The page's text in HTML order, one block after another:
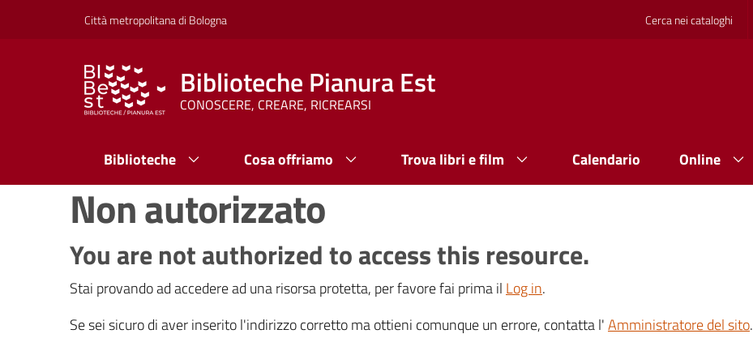
Vai al contenuto
Vai alla navigazioneCittà metropolitana di Bologna Cerca nei cataloghi
Biblioteche Pianura Est
CONOSCERE, CREARE, RICREARSI
Biblioteche Cosa offriamo Trova libri e film Calendario Online
Non autorizzato
You are not authorized to access this resource.
Stai provando ad accedere ad una risorsa protetta, per favore fai prima il Log in.
Se sei sicuro di aver inserito l'indirizzo corretto ma ottieni comunque un errore, contatta l'Amministratore del sito.